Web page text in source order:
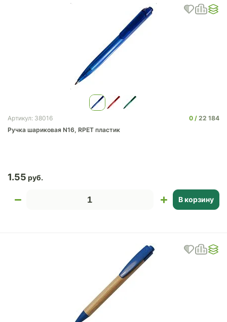
Артикул: 38016 0
22 184
Ручка шариковая N16, RPET пластик
1.55
В корзину